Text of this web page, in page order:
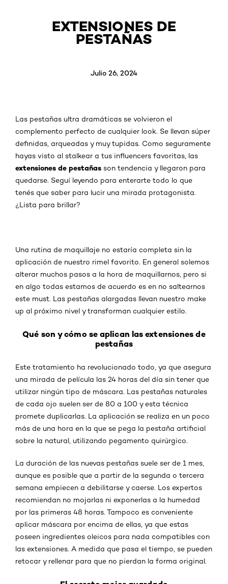
EXTENSIONES DE
PESTAÑAS
Julio 26, 2024
Las pestañas ultra dramáticas se volvieron el
complemento perfecto de cualquier look. Se llevan súper
definidas, arqueadas y muy tupidas. Como seguramente
hayas visto al stalkear a tus influencers favoritas, las
extensiones de pestañas son tendencia y llegaron para
quedarse. Seguí leyendo para enterarte todo lo que
tenés que saber para lucir una mirada protagonista.
¿Lista para brillar?
Una rutina de maquillaje no estaría completa sin la
aplicación de nuestro rimel favorito. En general solemos
alterar muchos pasos a la hora de maquillarnos, pero si
en algo todas estamos de acuerdo es en no saltearnos
este must. Las pestañas alargadas llevan nuestro make
up al próximo nivel y transforman cualquier estilo.
Qué son y cómo se aplican las extensiones de
pestañas
Este tratamiento ha revolucionado todo, ya que asegura
una mirada de película las 24 horas del día sin tener que
utilizar ningún tipo de máscara. Las pestañas naturales
de cada ojo suelen ser de 80 a 100 y esta técnica
promete duplicarlas. La aplicación se realiza en un poco
más de una hora en la que se pega la pestaña artificial
sobre la natural, utilizando pegamento quirúrgico.
La duración de las nuevas pestañas suele ser de 1 mes,
aunque es posible que a partir de la segunda o tercera
semana empiecen a debilitarse y caerse. Los expertos
recomiendan no mojarlas ni exponerlas a la humedad
por las primeras 48 horas. Tampoco es conveniente
aplicar máscara por encima de ellas, ya que estas
poseen ingredientes oleicos para nada compatibles con
las extensiones. A medida que pasa el tiempo, se pueden
retocar y rellenar para que no pierdan la forma original.